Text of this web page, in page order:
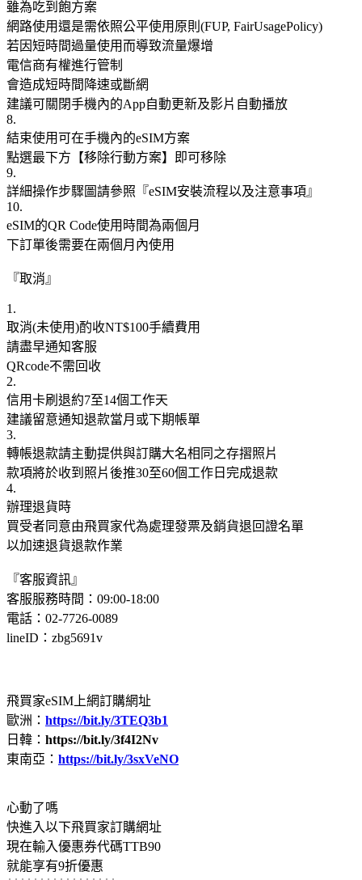
雖為吃到飽方案
網路使用還是需依照公平使用原則(FUP, FairUsagePolicy)
若因短時間過量使用而導致流量爆增
電信商有權進行管制
會造成短時間降速或斷網
建議可關閉手機內的App自動更新及影片自動播放
8.
結束使用可在手機內的eSIM方案
點選最下方【移除行動方案】即可移除
9.
詳細操作步驟圖請參照『eSIM安裝流程以及注意事項』
10.
eSIM的QR Code使用時間為兩個月
下訂單後需要在兩個月內使用
『取消』
1.
取消(未使用)酌收NT$100手續費用
請盡早通知客服
QRcode不需回收
2.
信用卡刷退約7至14個工作天
建議留意通知退款當月或下期帳單
3.
轉帳退款請主動提供與訂購大名相同之存摺照片
款項將於收到照片後推30至60個工作日完成退款
4.
辦理退貨時
買受者同意由飛買家代為處理發票及銷貨退回證名單
以加速退貨退款作業
『客服資訊』
客服服務時間：09:00-18:00
電話：02-7726-0089
lineID：zbg5691v
飛買家eSIM上網訂購網址
歐洲： https://bit.ly/3TEQ3b1
日韓： https://bit.ly/3f4I2Nv
東南亞： https://bit.ly/3sxVeNO
心動了嗎
快進入以下飛買家訂購網址
現在輸入優惠券代碼TTB90
就能享有9折優惠